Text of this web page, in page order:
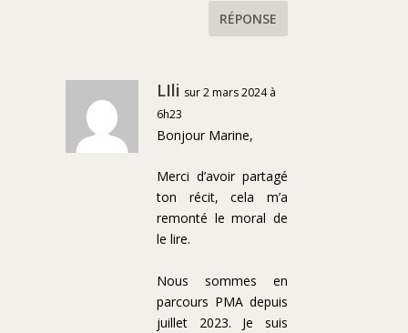
RÉPONSE
LIli sur 2 mars 2024 à
6h23
Bonjour Marine,
Merci d’avoir partagé
ton récit, cela m’a
remonté le moral de
le lire.
Nous sommes en
parcours PMA depuis
juillet 2023. Je suis